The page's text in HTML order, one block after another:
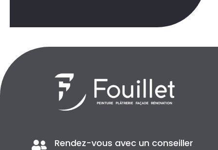
 Rendez-vous avec un conseiller